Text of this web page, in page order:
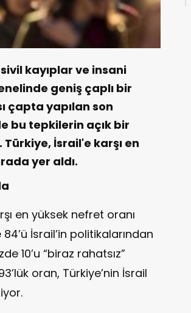
sivil kayıplar ve insani
geniş çaplı bir
çapta yapılan son
bu tepkilerin açık bir
İsrail'e karşı en
yer aldı.
en yüksek nefret oranı
84’ü İsrail’in politikalarından
10’u “biraz rahatsız”
oran, Türkiye’nin İsrail